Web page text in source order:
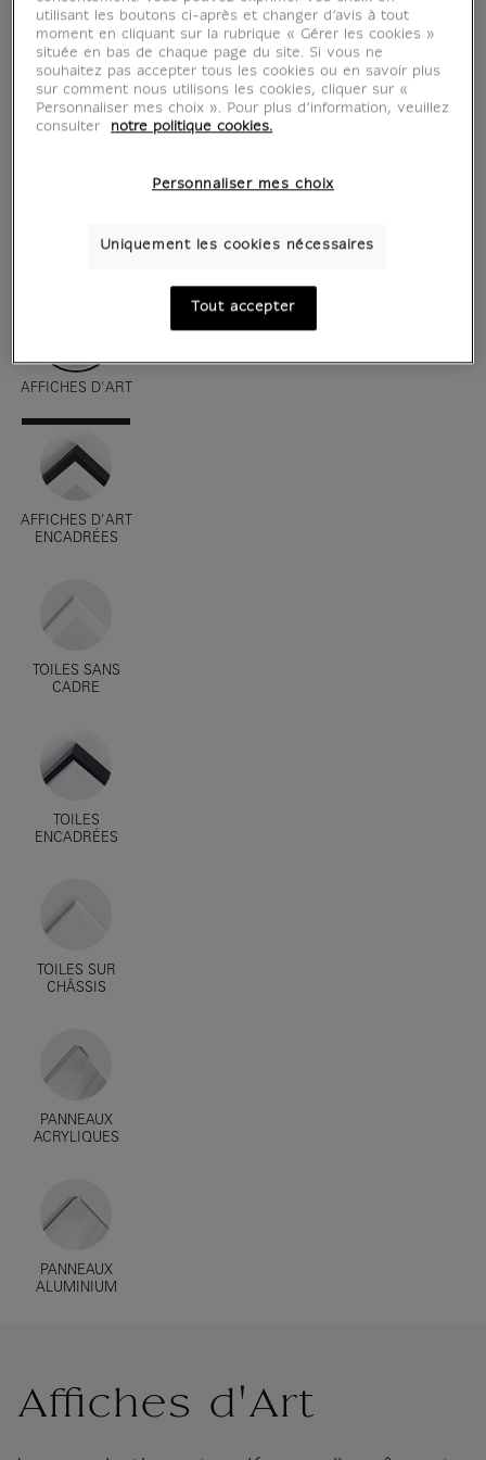
AFFICHES D'ART
AFFICHES D'ART
ENCADRÉES
TOILES SANS
CADRE
TOILES
ENCADRÉES
TOILES SUR
CHÂSSIS
PANNEAUX
ACRYLIQUES
PANNEAUX
ALUMINIUM
Affiches d'Art
utilisant les boutons ci-après et changer d’avis à tout
moment en cliquant sur la rubrique « Gérer les cookies »
située en bas de chaque page du site. Si vous ne
souhaitez pas accepter tous les cookies ou en savoir plus
sur comment nous utilisons les cookies, cliquer sur «
Personnaliser mes choix ». Pour plus d’information, veuillez
consulter
notre politique cookies.
Personnaliser mes choix
Uniquement les cookies nécessaires
Tout accepter